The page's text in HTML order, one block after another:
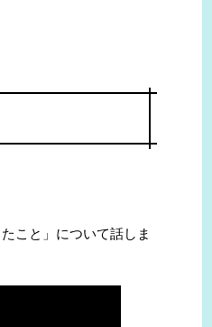
こと」について話しま